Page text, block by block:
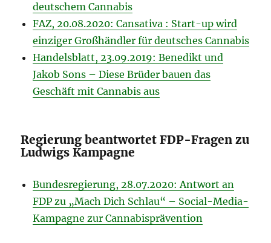
deutschem Cannabis
FAZ, 20.08.2020: Cansativa : Start-up wird
einziger Großhändler für deutsches Cannabis
Handelsblatt, 23.09.2019: Benedikt und
Jakob Sons – Diese Brüder bauen das
Geschäft mit Cannabis aus
Regierung beantwortet FDP-Fragen zu
Ludwigs Kampagne
Bundesregierung, 28.07.2020: Antwort an
FDP zu „Mach Dich Schlau“ – Social-Media-
Kampagne zur Cannabisprävention